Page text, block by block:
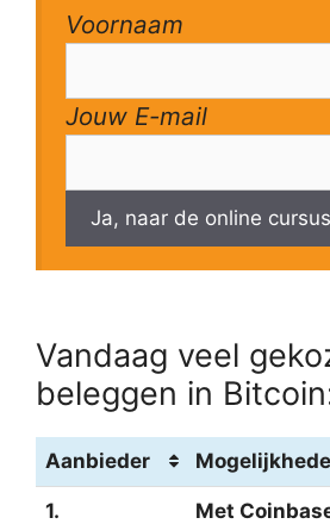
Voornaam
Jouw E-mail
Ja, naar de online
Vandaag veel
beleggen in
Aanbieder
1.
Met